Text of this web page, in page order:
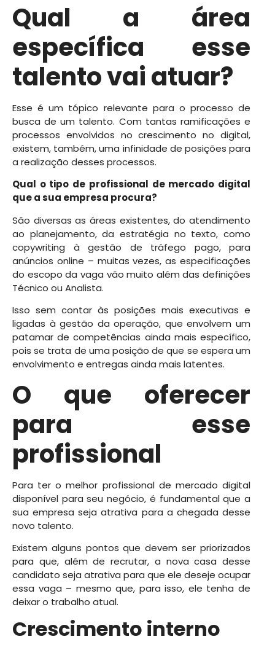
Qual a área
específica esse
talento vai atuar?
Esse é um tópico relevante para o processo de
busca de um talento. Com tantas ramificações e
processos envolvidos no crescimento no digital,
existem, também, uma infinidade de posições para
a realização desses processos.
Qual o tipo de profissional de mercado digital
que a sua empresa procura?
São diversas as áreas existentes, do atendimento
ao planejamento, da estratégia no texto, como
copywriting à gestão de tráfego pago, para
anúncios online – muitas vezes, as especificações
do escopo da vaga vão muito além das definições
Técnico ou Analista.
Isso sem contar às posições mais executivas e
ligadas à gestão da operação, que envolvem um
patamar de competências ainda mais específico,
pois se trata de uma posição de que se espera um
envolvimento e entregas ainda mais latentes.
O que oferecer
para esse
profissional
Para ter o melhor profissional de mercado digital
disponível para seu negócio, é fundamental que a
sua empresa seja atrativa para a chegada desse
novo talento.
Existem alguns pontos que devem ser priorizados
para que, além de recrutar, a nova casa desse
candidato seja atrativa para que ele deseje ocupar
essa vaga – mesmo que, para isso, ele tenha de
deixar o trabalho atual.
Crescimento interno